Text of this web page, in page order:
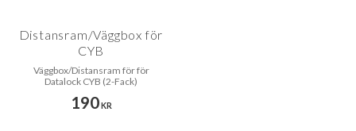
Distansram/Väggbox för
CYB
Väggbox/Distansram för för
Datalock CYB (2-Fack)
190KR